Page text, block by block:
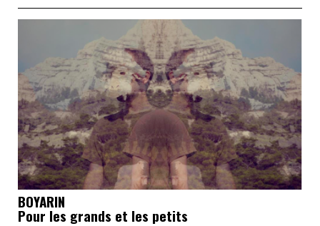
BOYARIN
Pour les grands et les petits